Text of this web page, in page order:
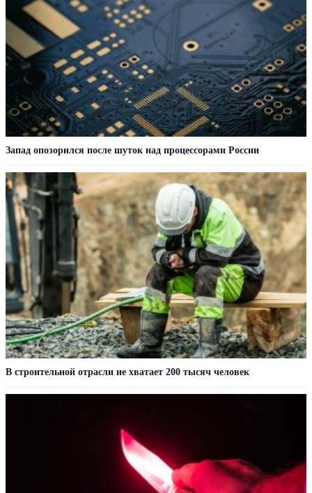
Запад опозорился после шуток над процессорами России
В строительной отрасли не хватает 200 тысяч человек